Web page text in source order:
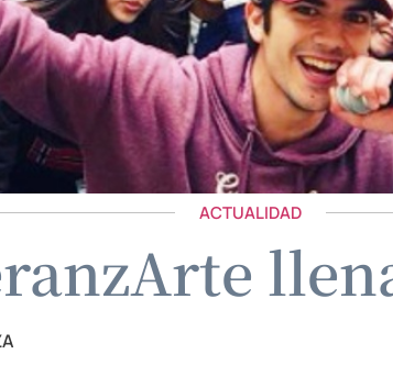
ACTUALIDAD